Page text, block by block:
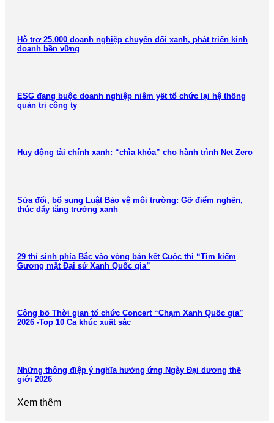
Hỗ trợ 25.000 doanh nghiệp chuyển đổi xanh, phát triển kinh
doanh bền vững
ESG đang buộc doanh nghiệp niêm yết tổ chức lại hệ thống
quản trị công ty
Huy động tài chính xanh: “chìa khóa” cho hành trình Net Zero
Sửa đổi, bổ sung Luật Bảo vệ môi trường: Gỡ điểm nghẽn,
thúc đẩy tăng trưởng xanh
29 thí sinh phía Bắc vào vòng bán kết Cuộc thi “Tìm kiếm
Gương mặt Đại sứ Xanh Quốc gia”
Công bố Thời gian tổ chức Concert “Chạm Xanh Quốc gia”
2026 -Top 10 Ca khúc xuất sắc
Những thông điệp ý nghĩa hưởng ứng Ngày Đại dương thế
giới 2026
Xem thêm